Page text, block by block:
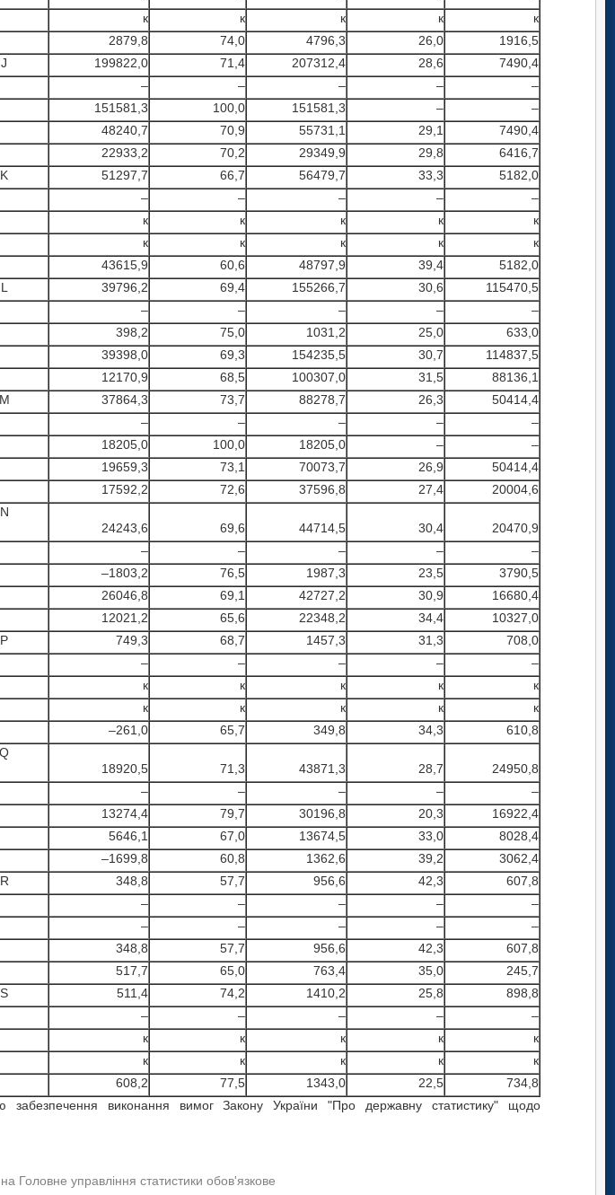
к к к к
к
2879,8 74,0 4796,3 26,0
1916,5
J 199822,0 71,4 207312,4 28,6
7490,4
– – – –
–
151581,3 100,0 151581,3 –
–
48240,7 70,9 55731,1 29,1
7490,4
22933,2 70,2 29349,9 29,8
6416,7
K 51297,7 66,7 56479,7 33,3
5182,0
– – – –
–
к к к к
к
к к к к
к
43615,9 60,6 48797,9 39,4
5182,0
L 39796,2 69,4 155266,7 30,6
115470,5
– – – –
–
398,2 75,0 1031,2 25,0
633,0
39398,0 69,3 154235,5 30,7
114837,5
12170,9 68,5 100307,0 31,5
88136,1
M 37864,3 73,7 88278,7 26,3
50414,4
– – – –
–
18205,0 100,0 18205,0 –
–
19659,3 73,1 70073,7 26,9
50414,4
17592,2 72,6 37596,8 27,4
20004,6
N
24243,6
69,6 44714,5 30,4
20470,9
– – – –
–
–1803,2 76,5 1987,3 23,5
3790,5
26046,8 69,1 42727,2 30,9
16680,4
12021,2 65,6 22348,2 34,4
10327,0
P 749,3 68,7 1457,3 31,3
708,0
– – – –
–
к к к к
к
к к к к
к
–261,0 65,7 349,8 34,3
610,8
Q
18920,5
71,3 43871,3 28,7
24950,8
– – – –
–
13274,4 79,7 30196,8 20,3
16922,4
5646,1 67,0 13674,5 33,0
8028,4
–1699,8 60,8 1362,6 39,2
3062,4
R 348,8 57,7 956,6 42,3
607,8
– – – –
–
– – – –
–
348,8 57,7 956,6 42,3
607,8
517,7 65,0 763,4 35,0
245,7
S 511,4 74,2 1410,2 25,8
898,8
– – – –
–
к к к к
к
к к к к
к
608,2 77,5 1343,0 22,5
734,8
виконання вимог Закону України "Про державну статистику" щодо
Головне управління статистики обов'язкове